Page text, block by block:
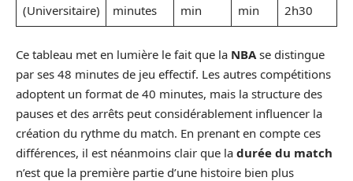
(Universitaire)
minutes
min
min
2h30
Ce tableau met en lumière le fait que la NBA se distingue
par ses 48 minutes de jeu effectif. Les autres compétitions
adoptent un format de 40 minutes, mais la structure des
pauses et des arrêts peut considérablement influencer la
création du rythme du match. En prenant en compte ces
différences, il est néanmoins clair que la durée du match
n’est que la première partie d’une histoire bien plus